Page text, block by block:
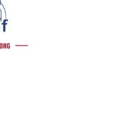
: l’Ordre et l’URPS
votre compte